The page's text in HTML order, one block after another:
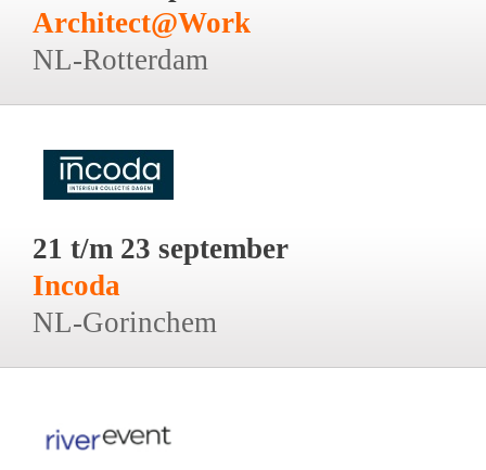
Architect@Work
NL-Rotterdam
21 t/m 23 september
Incoda
NL-Gorinchem